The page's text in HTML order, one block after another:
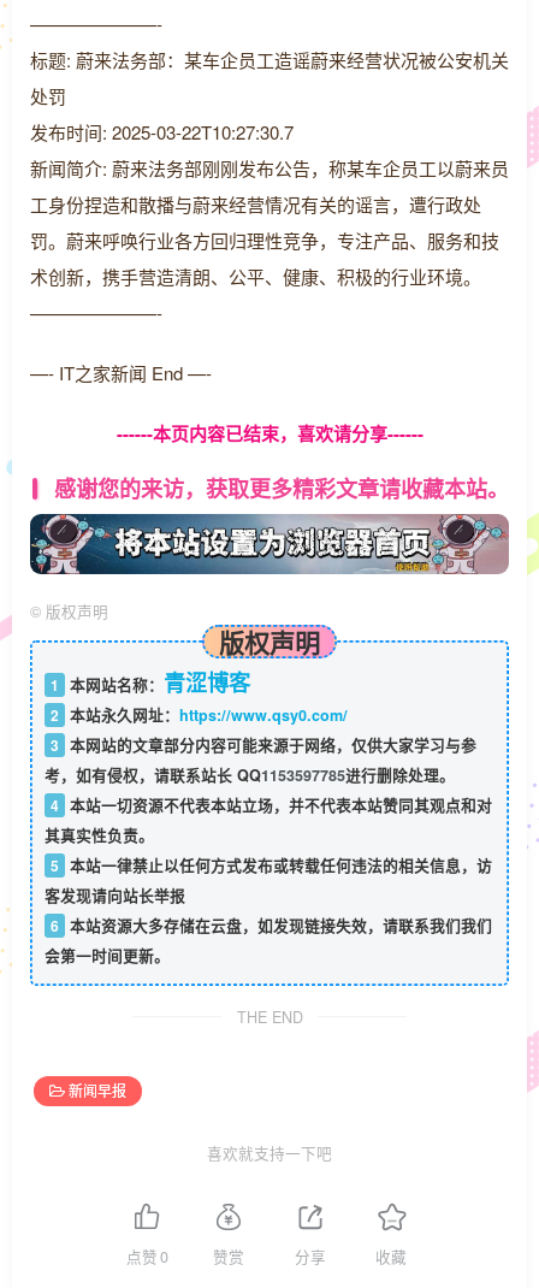
———————-
标题: 蔚来法务部：某车企员工造谣蔚来经营状况被公安机关
处罚
发布时间: 2025-03-22T10:27:30.7
新闻简介: 蔚来法务部刚刚发布公告，称某车企员工以蔚来员
工身份捏造和散播与蔚来经营情况有关的谣言，遭行政处
罚。蔚来呼唤行业各方回归理性竞争，专注产品、服务和技
术创新，携手营造清朗、公平、健康、积极的行业环境。
———————-
—- IT之家新闻 End —-
------本页内容已结束，喜欢请分享------
感谢您的来访，获取更多精彩文章请收藏本站。
© 版权声明
版权声明
1 本网站名称： 青涩博客
2 本站永久网址： https://www.qsy0.com/
3 本网站的文章部分内容可能来源于网络，仅供大家学习与参
考，如有侵权，请联系站长 QQ1153597785进行删除处理。
4 本站一切资源不代表本站立场，并不代表本站赞同其观点和对
其真实性负责。
5 本站一律禁止以任何方式发布或转载任何违法的相关信息，访
客发现请向站长举报
6 本站资源大多存储在云盘，如发现链接失效，请联系我们我们
会第一时间更新。
THE END
新闻早报
喜欢就支持一下吧
点赞0 赞赏 分享 收藏